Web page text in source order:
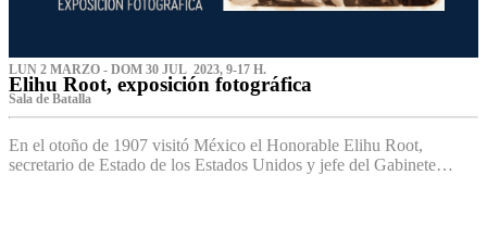
LUN 2 MARZO - DOM 30 JUL 2023, 9-17 H.
Elihu Root, exposición fotográfica
Sala de Batalla
En el otoño de 1907 visitó México el Honorable Elihu Root,
secretario de Estado de los Estados Unidos y jefe del Gabinete…